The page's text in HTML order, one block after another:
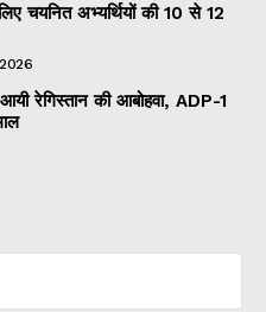
चयनित अभ्यर्थियों की 10 से 12
रेगिस्तान की आबोहवा, ADP-1